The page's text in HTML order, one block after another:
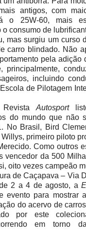
antigos, com
o 25W-60, mais
o consumo de
mas surgiu um curso
carro blindado. Não
pela adição
principalmente,
incluindo
de Pilotagem
Autosport
do mundo que não
No Brasil, Bird
primeiro piloto
Como outros
vencedor da 500
oito vezes campeão
de Caçapava – Via
2 a 4 de agosto, a
evento para mostrar
do acervo de
por este
em torno